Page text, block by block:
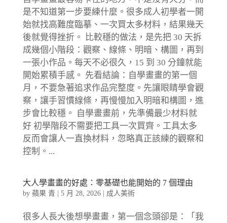
是不知道第一步要練什麼。很多成人初學者一開
始就找高難度臨摹、一次買太多材料，結果幾天
後就覺得挫折。 比較穩的做法，是先把 30 天拆
成幾個小階段：觀察、線條、明暗、構圖，再到
一張小作品。每天不必很久，15 到 30 分鐘就能
開始累積手感。 先看結論：自學畫畫的第一個
月，不要急著追求作品完整度。先讓眼睛學會觀
察，讓手習慣線條，再慢慢加入明暗和構圖，進
步會比較穩。 自學畫畫前，先準備最少材料就
好 初學階段不需要把工具一次買齊。工具太多
反而會讓人一直換材料，忽略真正該練的觀察和
控制。...
大人學畫畫的好處：零基礎也能開始的 7 個理由
by 蘋果 青 5 月 28, 2026| 成人美術
很多人長大後想學畫畫，第一個念頭卻是：「我